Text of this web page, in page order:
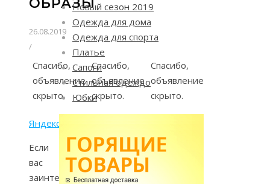
ОБРАЗЫ
26.08.2019
/
Спасибо,
объявление
скрыто.
Спасибо,
объявление
скрыто.
Спасибо,
объявление
скрыто.
Яндекс.Директ
Если
вас
заинтересовала
Новый сезон 2019
Одежда для дома
Одежда для спорта
Платье
Сапоги
Стильная одеждо
Юбки